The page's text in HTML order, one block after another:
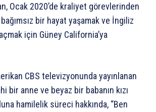
Ocak 2020’de kraliyet görevlerinden
bir hayat yaşamak ve İngiliz
için Güney California’ya
CBS televizyonunda yayınlanan
bir anne ve beyaz bir babanın kızı
hamilelik süreci hakkında, “Ben